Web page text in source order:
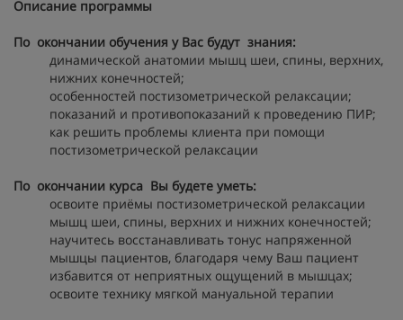
Описание программы
По окончании обучения у Вас будут знания:
динамической анатомии мышц шеи, спины, верхних,
нижних конечностей;
особенностей постизометрической релаксации;
показаний и противопоказаний к проведению ПИР;
как решить проблемы клиента при помощи
постизометрической релаксации
По окончании курса Вы будете уметь:
освоите приёмы постизометрической релаксации
мышц шеи, спины, верхних и нижних конечностей;
научитесь восстанавливать тонус напряженной
мышцы пациентов, благодаря чему Ваш пациент
избавится от неприятных ощущений в мышцах;
освоите технику мягкой мануальной терапии